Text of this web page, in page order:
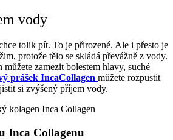
vody
tolik pít. To je přirozené. Ale i přesto je
protože tělo se skládá převážně z vody.
zamezit bolestem hlavy, suché
prášek IncaCollagen můžete rozpustit
si zvýšený příjem vody.
Inca Collagenu